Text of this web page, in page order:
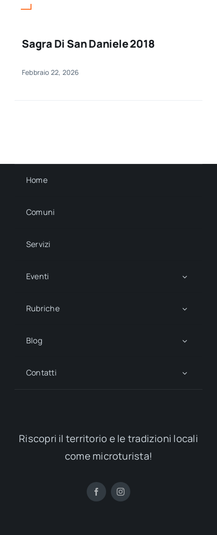
Sagra Di San Daniele 2018
Febbraio 22, 2026
Home
Comuni
Servizi
Eventi
Rubriche
Blog
Contatti
Riscopri il territorio e le tradizioni locali
come microturista!